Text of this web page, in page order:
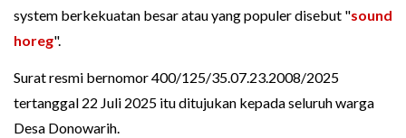
system berkekuatan besar atau yang populer disebut "sound
horeg".
Surat resmi bernomor 400/125/35.07.23.2008/2025
tertanggal 22 Juli 2025 itu ditujukan kepada seluruh warga
Desa Donowarih.